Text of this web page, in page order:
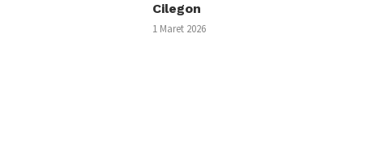
Cilegon
1 Maret 2026